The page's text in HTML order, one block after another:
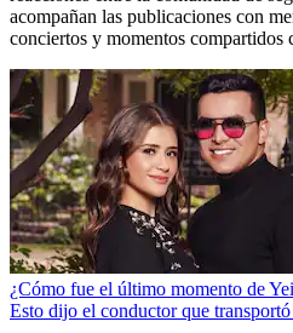
acompañan las publicaciones con
conciertos y momentos compartidos
¿Cómo fue el último momento de
Esto dijo el conductor que